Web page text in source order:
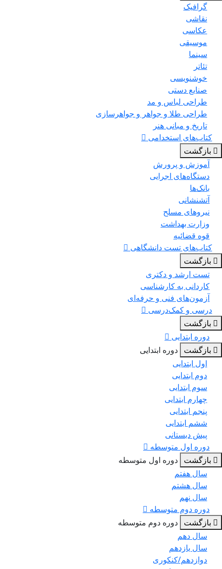
گرافیک
نقاشی
عکاسی
موسیقی
سینما
تئاتر
خوشنویسی
صنایع دستی
طراحی لباس و مد
طراحی طلا و جواهر و جواهرسازی
تاریخ و مبانی هنر
کتاب‌های استخدامی
بازگشت
آموزش و پرورش
دستگاه‌های اجرایی
بانک‌ها
آتشنشانی
نیروهای مسلح
وزارت بهداشت
قوه قضائیه
کتاب‌های تست دانشگاهی
بازگشت
تست ارشد و دکتری
کاردانی به کارشناسی
آزمون‌های فنی و حرفه‌ای
درسی و کمک‌درسی
بازگشت
دوره ابتدایی
بازگشت
دوره ابتدایی
اول ابتدایی
دوم ابتدایی
سوم ابتدایی
چهارم ابتدایی
پنجم ابتدایی
ششم ابتدایی
پیش دبستانی
دوره اول متوسطه
بازگشت
دوره اول متوسطه
سال هفتم
سال هشتم
سال نهم
دوره دوم متوسطه
بازگشت
دوره دوم متوسطه
سال دهم
سال یازدهم
دوازدهم/کنکوری